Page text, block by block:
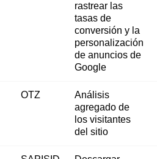
rastrear las
tasas de
conversión y la
personalización
de anuncios de
Google
OTZ
Análisis
agregado de
los visitantes
del sitio